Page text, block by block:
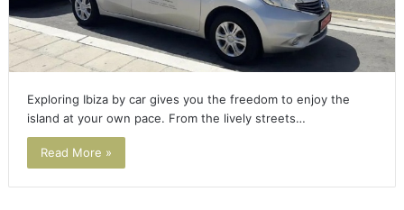
Exploring Ibiza by car gives you the freedom to enjoy the
island at your own pace. From the lively streets…
Read More »